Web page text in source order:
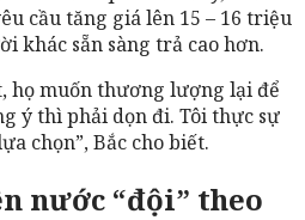
cầu tăng giá lên 15 – 16 triệu
khác sẵn sàng trả cao hơn.
họ muốn thương lượng lại để
ý thì phải dọn đi. Tôi thực sự
chọn”, Bắc cho biết.
nước “đội” theo